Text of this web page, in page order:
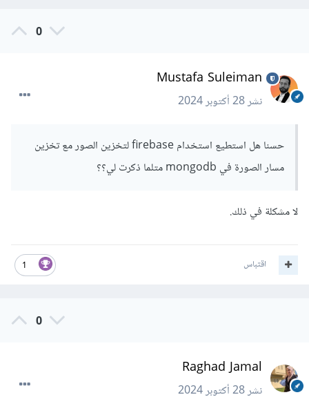
0
Mustafa Suleiman
نشر28 أكتوبر 2024
حسنا هل استطيع استخدام firebase لتخزين الصور مع تخزين
مسار الصورة في mongodb متلما ذكرت لي؟؟
لا مشكلة في ذلك.
1 اقتباس
0
Raghad Jamal
نشر28 أكتوبر 2024